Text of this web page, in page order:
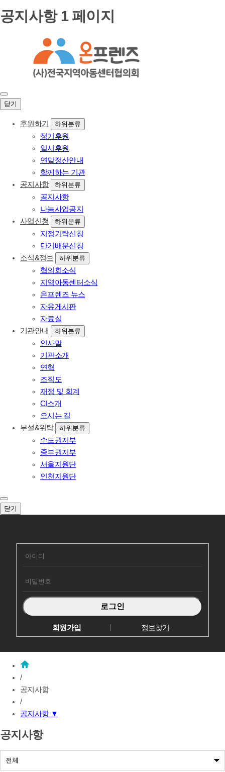
공지사항 1 페이지
닫기
후원하기 하위분류
정기후원
일시후원
연말정산안내
함께하는 기관
공지사항
하위분류
공지사항
나눔사업공지
사업신청
하위분류
지정기탁신청
단기배분신청
소식&정보
하위분류
협의회소식
지역아동센터소식
온프렌즈 뉴스
자유게시판
자료실
기관안내
하위분류
인사말
기관소개
연혁
조직도
재정 및 회계
CI소개
오시는 길
부설&위탁
하위분류
수도권지부
중부권지부
서울지원단
인천지원단
닫기
회원가입 정보찾기
/
공지사항
/
공지사항 ▼
나눔사업공지
공지사항